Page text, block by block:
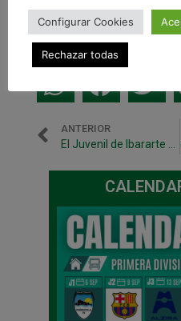
disputarán el domingo en
de la temporada frente al
ANTERIOR
Configurar Cookies
Rechazar todas